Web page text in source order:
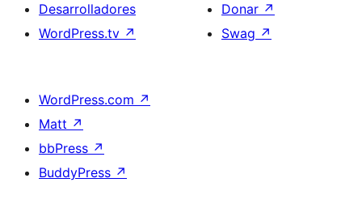
Desarrolladores
WordPress.tv ↗
Donar ↗
Swag ↗
WordPress.com ↗
Matt ↗
bbPress ↗
BuddyPress ↗